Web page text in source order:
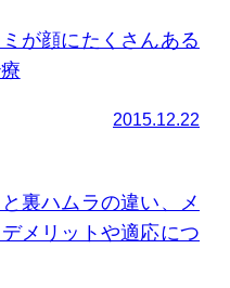
が顔にたくさんある
2015.12.22
裏ハムラの違い、メ
メリットや適応につ